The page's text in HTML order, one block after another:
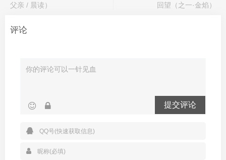
父亲 / 晨读）
回望（之一·金焰）
评论
提交评论